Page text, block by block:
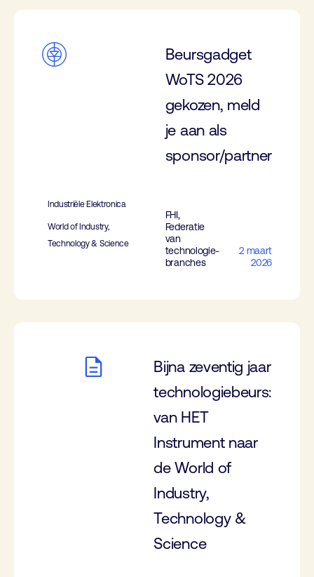
Beursgadget
WoTS 2026
gekozen, meld
je aan als
sponsor/partner
Industriële Elektronica
World of Industry,
Technology & Science
FHI,
Federatie
van
technologie-
branches
2 maart
2026
Bijna zeventig jaar
technologiebeurs:
van HET
Instrument naar
de World of
Industry,
Technology &
Science